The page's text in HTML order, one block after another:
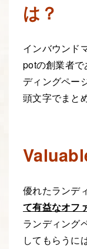
は？
インバウンド
potの創業者
ディングペー
頭文字でまと
優れたランデ
て有益なオフ
ランディング
してもらうに